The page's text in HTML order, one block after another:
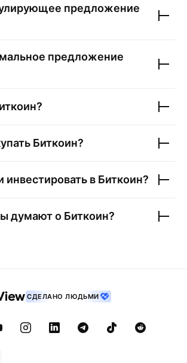
предложение
предложение
?
Биткоин?
инвестировать в Биткоин?
думают о Биткоин?
СДЕЛАНО ЛЮДЬМИ